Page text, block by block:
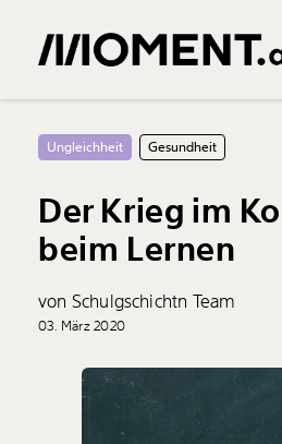
0Treffer
Ungleichheit Gesundheit
Der Krieg im
beim Lernen
von Schulgschichtn Team
03. März 2020